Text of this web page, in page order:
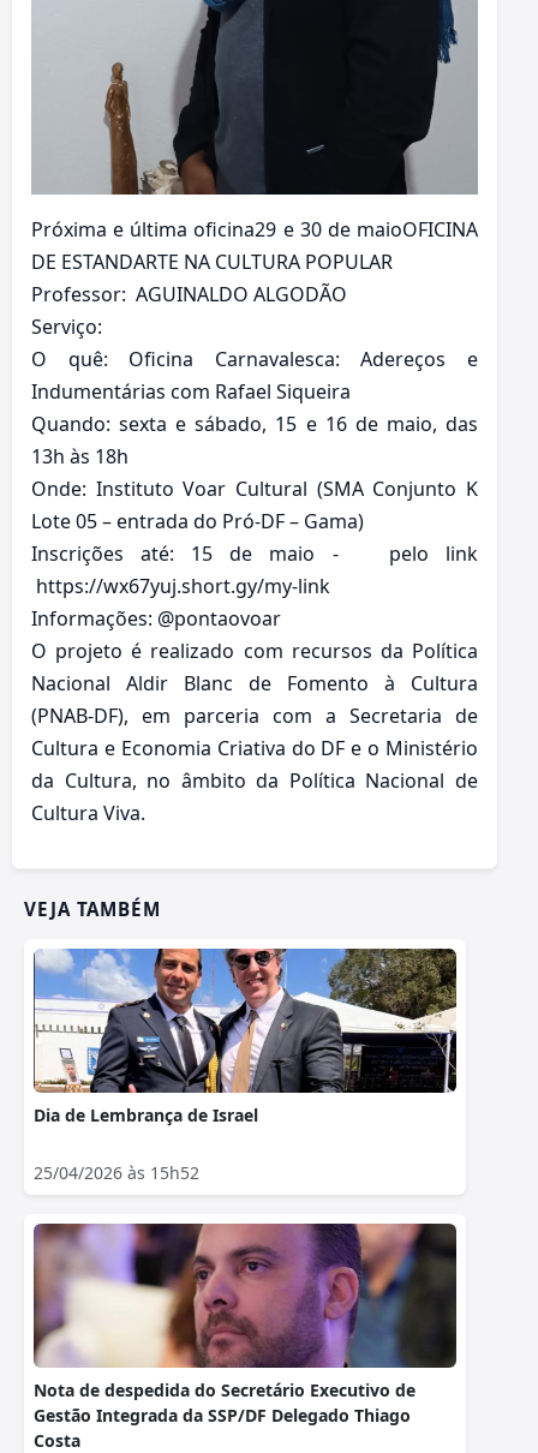
Próxima e última oficina29 e 30 de maioOFICINA
DE ESTANDARTE NA CULTURA POPULAR
Professor: AGUINALDO ALGODÃO
Serviço:
O quê: Oficina Carnavalesca: Adereços e
Indumentárias com Rafael Siqueira
Quando: sexta e sábado, 15 e 16 de maio, das
13h às 18h
Onde: Instituto Voar Cultural (SMA Conjunto K
Lote 05 – entrada do Pró-DF – Gama)
Inscrições até: 15 de maio - pelo link
https://wx67yuj.short.gy/my-link
Informações: @pontaovoar
O projeto é realizado com recursos da Política
Nacional Aldir Blanc de Fomento à Cultura
(PNAB-DF), em parceria com a Secretaria de
Cultura e Economia Criativa do DF e o Ministério
da Cultura, no âmbito da Política Nacional de
Cultura Viva.
VEJA TAMBÉM
Dia de Lembrança de Israel
25/04/2026 às 15h52
Nota de despedida do Secretário Executivo de
Gestão Integrada da SSP/DF Delegado Thiago
Costa